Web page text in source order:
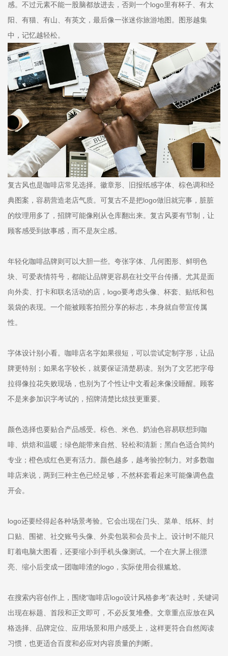
感。不过元素不能一股脑都放进去，否则一个logo里有杯子、有太
阳、有猫、有山、有英文，最后像一张迷你旅游地图。图形越集
中，记忆越轻松。
复古风也是咖啡店常见选择。徽章形、旧报纸感字体、棕色调和经
典图案，容易营造老店气质。可复古不是把logo做旧就完事，脏脏
的纹理用多了，招牌可能像刚从仓库翻出来。复古风要有节制，让
顾客感受到故事感，而不是灰尘感。
年轻化咖啡品牌则可以大胆一些。夸张字体、几何图形、鲜明色
块、可爱表情符号，都能让品牌更容易在社交平台传播。尤其是面
向外卖、打卡和联名活动的店，logo要考虑头像、杯套、贴纸和包
装袋的表现。一个能被顾客拍照分享的标志，本身就自带宣传属
性。
字体设计别小看。咖啡店名字如果很短，可以尝试定制字形，让品
牌更特别；如果名字较长，就要保证清楚易读。别为了文艺把字母
拉得像拉花失败现场，也别为了个性让中文看起来像没睡醒。顾客
不是来参加识字考试的，招牌清楚比炫技更重要。
颜色选择也要贴合产品感受。棕色、米色、奶油色容易联想到咖
啡、烘焙和温暖；绿色能带来自然、轻松和清新；黑白色适合简约
专业；橙色或红色更有活力。颜色越多，越考验控制力。对多数咖
啡店来说，两到三种主色已经足够，不然杯套看起来可能像调色盘
开会。
logo还要经得起各种场景考验。它会出现在门头、菜单、纸杯、封
口贴、围裙、社交账号头像、外卖包装和会员卡上。设计时不能只
盯着电脑大图看，还要缩小到手机头像测试。一个在大屏上很漂
亮、缩小后变成一团咖啡渣的logo，实际使用会很尴尬。
在搜索内容创作上，围绕“咖啡店logo设计风格参考”表达时，关键词
出现在标题、首段和正文即可，不必反复堆叠。文章重点应放在风
格选择、品牌定位、应用场景和用户感受上，这样更符合自然阅读
习惯，也更适合百度和必应对内容质量的判断。